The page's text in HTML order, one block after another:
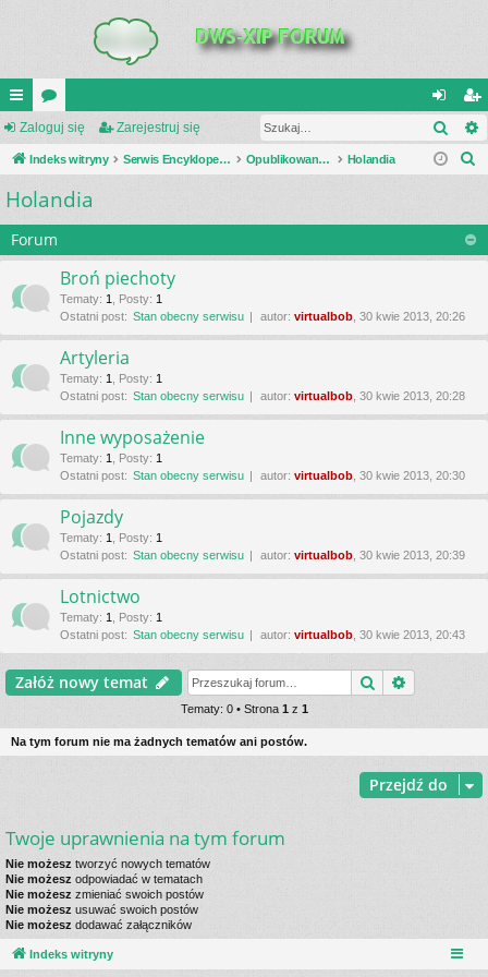
UI
C
K
_L
IN
K
or
a
al
og
si
ę
ar
ej
tru
j
Zaloguj się Zarejestruj się
Indeks witryny Serwis Encyklopedia Uzbrojenia Opublikowane zestawienia Holandia
a
Holandia
Forum
Broń piechoty
Tematy: 1 Posty: 1
Ostatni post: Stan obecny serwisu autor: virtualbob , 30 kwie 2013, 20:26
Artyleria
Tematy: 1 Posty: 1
Ostatni post: Stan obecny serwisu autor: virtualbob , 30 kwie 2013, 20:28
Inne wyposażenie
Tematy: 1 Posty: 1
Ostatni post: Stan obecny serwisu autor: virtualbob , 30 kwie 2013, 20:30
Pojazdy
Tematy: 1 Posty: 1
Ostatni post: Stan obecny serwisu autor: virtualbob , 30 kwie 2013, 20:39
Lotnictwo
Tematy: 1 Posty: 1
Ostatni post: Stan obecny serwisu autor: virtualbob , 30 kwie 2013, 20:43
Załóż nowy temat Szukaj
Tematy: 0 • Strona 1z 1
Na tym forum nie ma żadnych tematów ani postów.
Przejdź do
Twoje uprawnienia na tym forum
Nie możesz tworzyć nowych tematów
Nie możesz odpowiadać w tematach
Nie możesz zmieniać swoich postów
Nie możesz usuwać swoich postów
Nie możesz dodawać załączników
Indeks witryny